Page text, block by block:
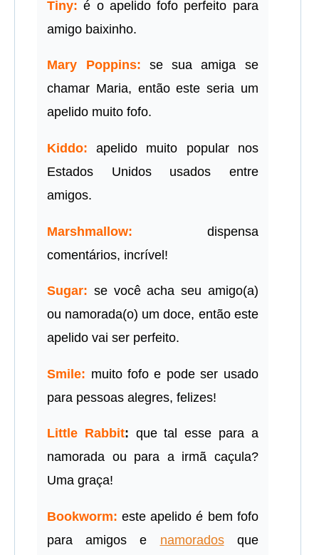
Tiny: é o apelido fofo perfeito para
amigo baixinho.
Mary Poppins:
se sua amiga se
chamar Maria, então este seria um
apelido muito fofo.
Kiddo:
apelido muito popular nos
Estados Unidos usados entre
amigos.
Marshmallow:
dispensa
comentários, incrível!
Sugar: se você acha seu amigo(a)
ou namorada(o) um doce, então este
apelido vai ser perfeito.
Smile: muito fofo e pode ser usado
para pessoas alegres, felizes!
Little Rabbit: que tal esse para a
namorada ou para a irmã caçula?
Uma graça!
Bookworm: este apelido é bem fofo
para amigos e namoradosque